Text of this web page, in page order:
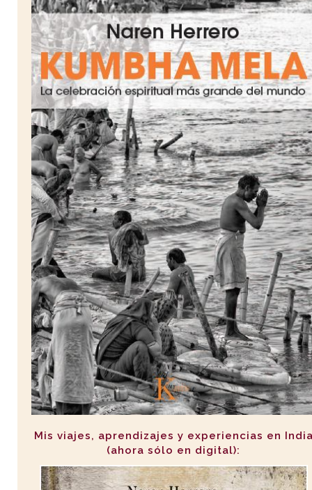
Mis viajes, aprendizajes y experiencias en
(ahora sólo en digital):